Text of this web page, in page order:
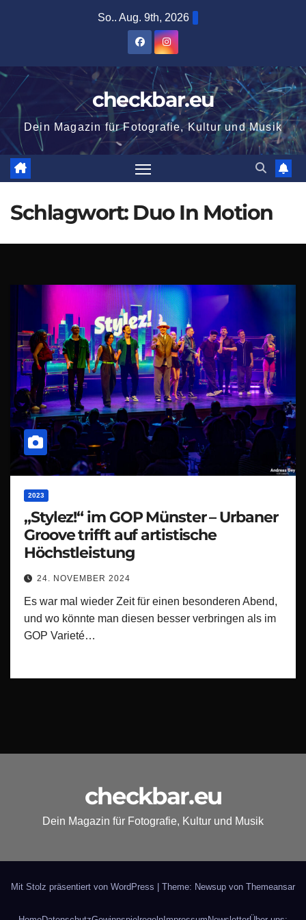
So.. Aug. 9th, 2026
checkbar.eu
Dein Magazin für Fotografie, Kultur und Musik
Schlagwort: Duo In Motion
2023
„Stylez!“ im GOP Münster – Urbaner
Groove trifft auf artistische
Höchstleistung
24. NOVEMBER 2024
Es war mal wieder Zeit für einen besonderen Abend,
und wo könnte man diesen besser verbringen als im
GOP Varieté…
checkbar.eu
Dein Magazin für Fotografie, Kultur und Musik
Mit Stolz präsentiert von WordPress Theme: Newsup von Themeansar